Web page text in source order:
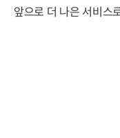
앞으로 더 나은 서비스